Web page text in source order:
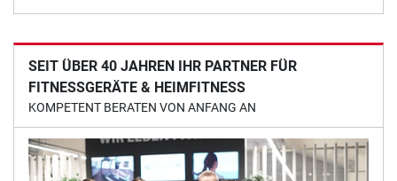
SEIT ÜBER 40 JAHREN IHR PARTNER FÜR
FITNESSGERÄTE & HEIMFITNESS
KOMPETENT BERATEN VON ANFANG AN